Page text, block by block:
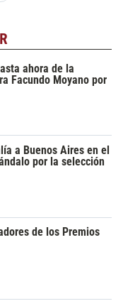
ahora de la
Facundo Moyano por
a Buenos Aires en el
por la selección
de los Premios